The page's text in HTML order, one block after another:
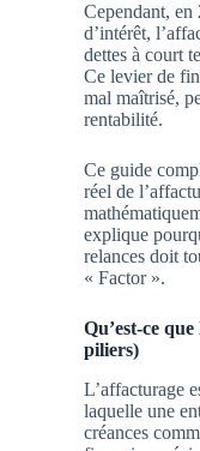
Cependant, en
d’intérêt,
dettes à court
Ce levier de
mal maîtrisé,
rentabilité.
Ce guide
réel de
explique
relances doit
« Factor ».
Qu’est-ce
piliers)
L’affacturage
laquelle une
créances